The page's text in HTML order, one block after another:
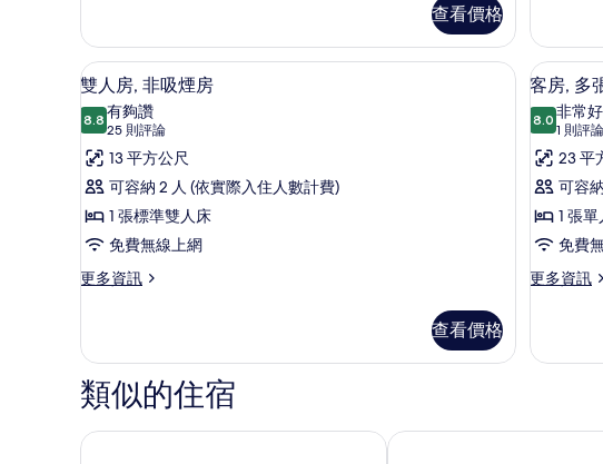
的
所
有
相
片
Room,
Non-
smoking
Double
Economy
詳
情
查看價格
1
的
所
有
相
片
Non-
smoking
Twin
Standard
1
的
詳
情
顯
示
雙
人
房,
非
吸
煙
所
有
片
雙人房, 非吸煙房 | 高級寢具、書桌、筆電工作
4
雙人房, 非吸煙房
8.88.8 分，滿分 10 分
有夠讚
25 則評論
(25
則
評
論)
13 平方公尺
可容納 2 人 (依實際入住人數計費)
1 張標準雙人床
免費無線上網
更多資訊
更
房,
非
吸
煙
房
查看價格
顯
示
客
房,
多
張
床,
非
房
4
客房, 多
8.08.0 分，
非常好
1 則評論
(1
則
評
論)
23 平
可容
1 張
免費
更多資訊
更
多
吸
類似的住宿
彥根太陽道大飯店 彥根露櫻飯店